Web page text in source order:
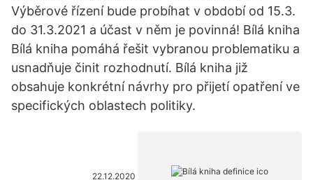
Výběrové řízení bude probíhat v období od 15.3.
do 31.3.2021 a účast v něm je povinná! Bílá kniha
Bílá kniha pomáhá řešit vybranou problematiku a
usnadňuje činit rozhodnutí. Bílá kniha již
obsahuje konkrétní návrhy pro přijetí opatření ve
specifických oblastech politiky.
22.12.2020